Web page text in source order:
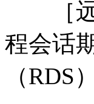
［远
程会话
（